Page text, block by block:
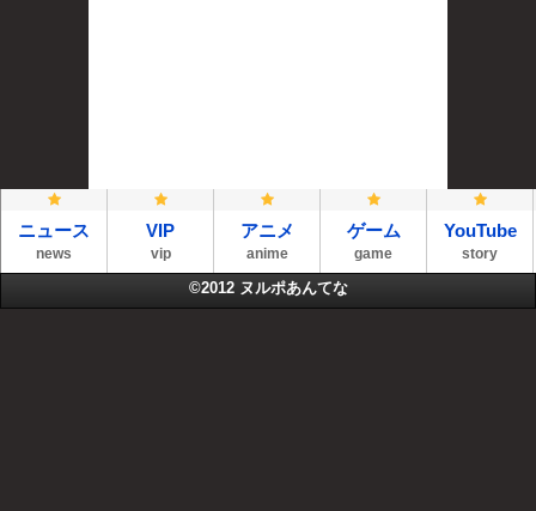
ニュース
news
VIP
vip
アニメ
anime
ゲーム
game
YouTube
story
©2012 ヌルポあんてな